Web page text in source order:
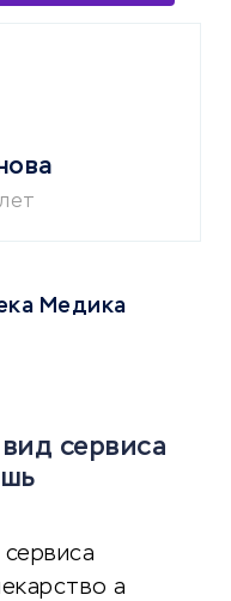
Медика
сервиса
а